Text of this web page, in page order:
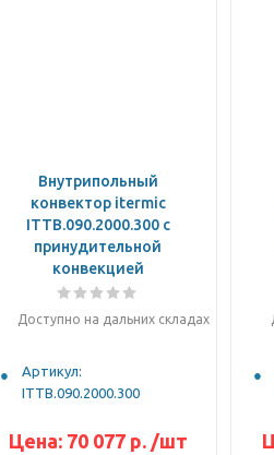
Внутрипольный
конвектор itermic
ITTB.090.2000.300 с
принудительной
конвекцией
Доступно на дальних складах
Артикул:
ITTB.090.2000.300
Цена: 70 077р. /шт